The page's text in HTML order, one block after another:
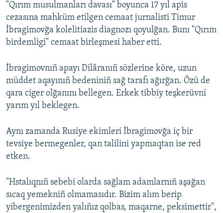
RFE/RS bütün saytları
"Qırım musulmanları davası" boyunca 17 yıl apis
cezasına mahküm etilgen cemaat jurnalisti Timur
İbragimovğa kolelitiazis diagnozı qoyulğan. Bunı "Qırım
birdemligi" cemaat birleşmesi haber etti.
İbragimovnıñ apayı Dilâranıñ sözlerine köre, uzun
müddet aqayınıñ bedeniniñ sağ tarafı ağırğan. Özü de
qara ciger olğanını bellegen. Erkek tibbiy teşkerüvni
yarım yıl beklegen.
Aynı zamanda Rusiye ekimleri İbragimovğa iç bir
tevsiye bermegenler, qan talilini yapmaqtan ise red
etken.
"Hstalıqnıñ sebebi olarda sağlam adamlarnıñ aşağan
sıcaq yemekniñ olmamasıdır. Bizim alım berip
yibergenimizden yalıñız qolbas, maqarne, peksimettir",